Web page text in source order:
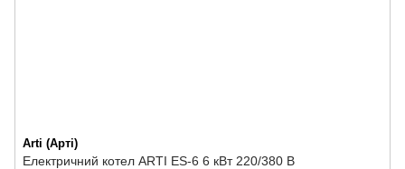
Arti (Арті)
Електричний котел ARTI ES-6 6 кВт 220/380 В